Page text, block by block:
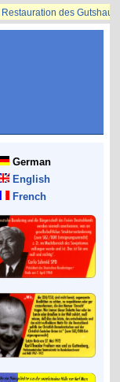
German
English
French
des Gutshauses